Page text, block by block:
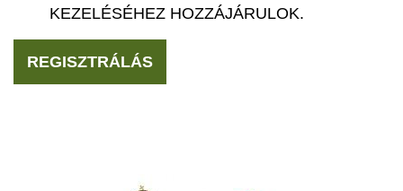
KEZELÉSÉHEZ HOZZÁJÁRULOK.
REGISZTRÁLÁS